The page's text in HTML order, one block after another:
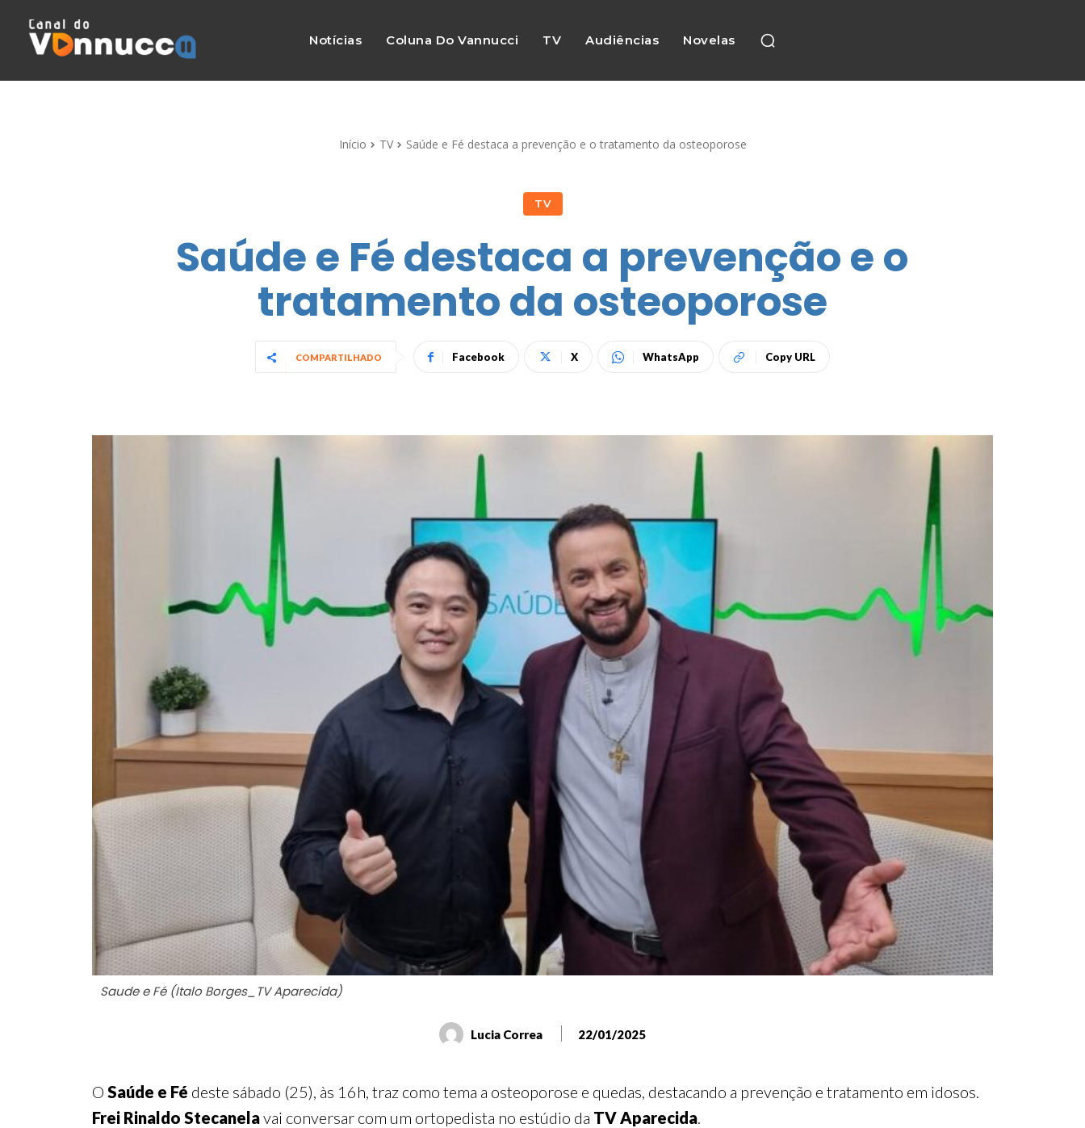
Notícias Coluna Do Vannucci TV Audiências Novelas
Início TV Saúde e Fé destaca a prevenção e o tratamento da osteoporose
TV
Saúde e Fé destaca a prevenção e o
tratamento da osteoporose
COMPARTILHADO Facebook X WhatsApp Copy URL
Saude e Fé (Italo Borges_TV Aparecida)
Lucia Correa 22/01/2025
O Saúde e Fé deste sábado (25), às 16h, traz como tema a osteoporose e quedas, destacando a prevenção e tratamento em idosos.
Frei Rinaldo Stecanelavai conversar com um ortopedista no estúdio da TV Aparecida